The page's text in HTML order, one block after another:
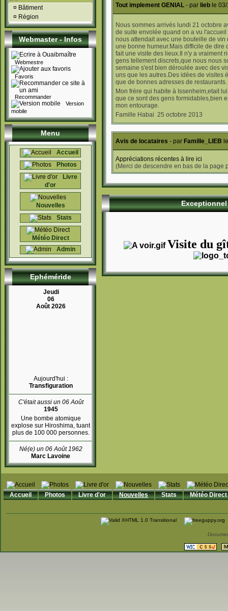
¤ Bâtiment
¤ Région
Webmaster - Infos
Webmestre
Favoris
Recommander
Version
mobile
Menu
Accueil
Photos
Livre
d'or
Nouvelles
Stats
Météo Direct
Admin
Ephéméride
Jeudi
06
Août 2026
Aujourd'hui :
Transfiguration
C'était aussi un 06 Août
1945
Une bombe atomique
explose sur Hiroshima, tuant
plus de 100 000 personnes.
Né(e) un 06 Août 1962
Marc Lavoine
Tout implement GENIAL - par lieb le
Nous sommes arrivés lundi 21 octobre
de suite envolée quand on a vu
nous attendait avec une bouteille de
une bonne humeur.Mais difficile de
fait une visite des lieux.Il n'y a vraiment
gens tellement discrets,que nous nous
semaine s'est bien déroulée avec des
uns que les autres.Des idées de visites
que de bonnes adresses de restaurants.
Mon frère qui habite à Issenheim,etait
que ce sont des gens formidables,bien
mon entourage.
Famille Habai 25 octobre 2013
Avis de locataires - par Famille_LIEB
Appréciations récentes à lire ici
(Merci de descendre en bas de la page
Visite du
Accueil Photos Livre d'or Nouvelles Stats Météo Direct